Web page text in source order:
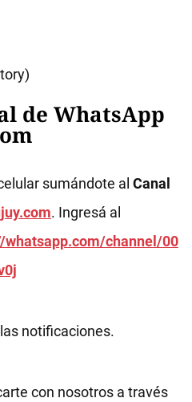
de WhatsApp
sumándote al Canal
. Ingresá al
whatsapp.com/channel/00
notificaciones.
con nosotros a través